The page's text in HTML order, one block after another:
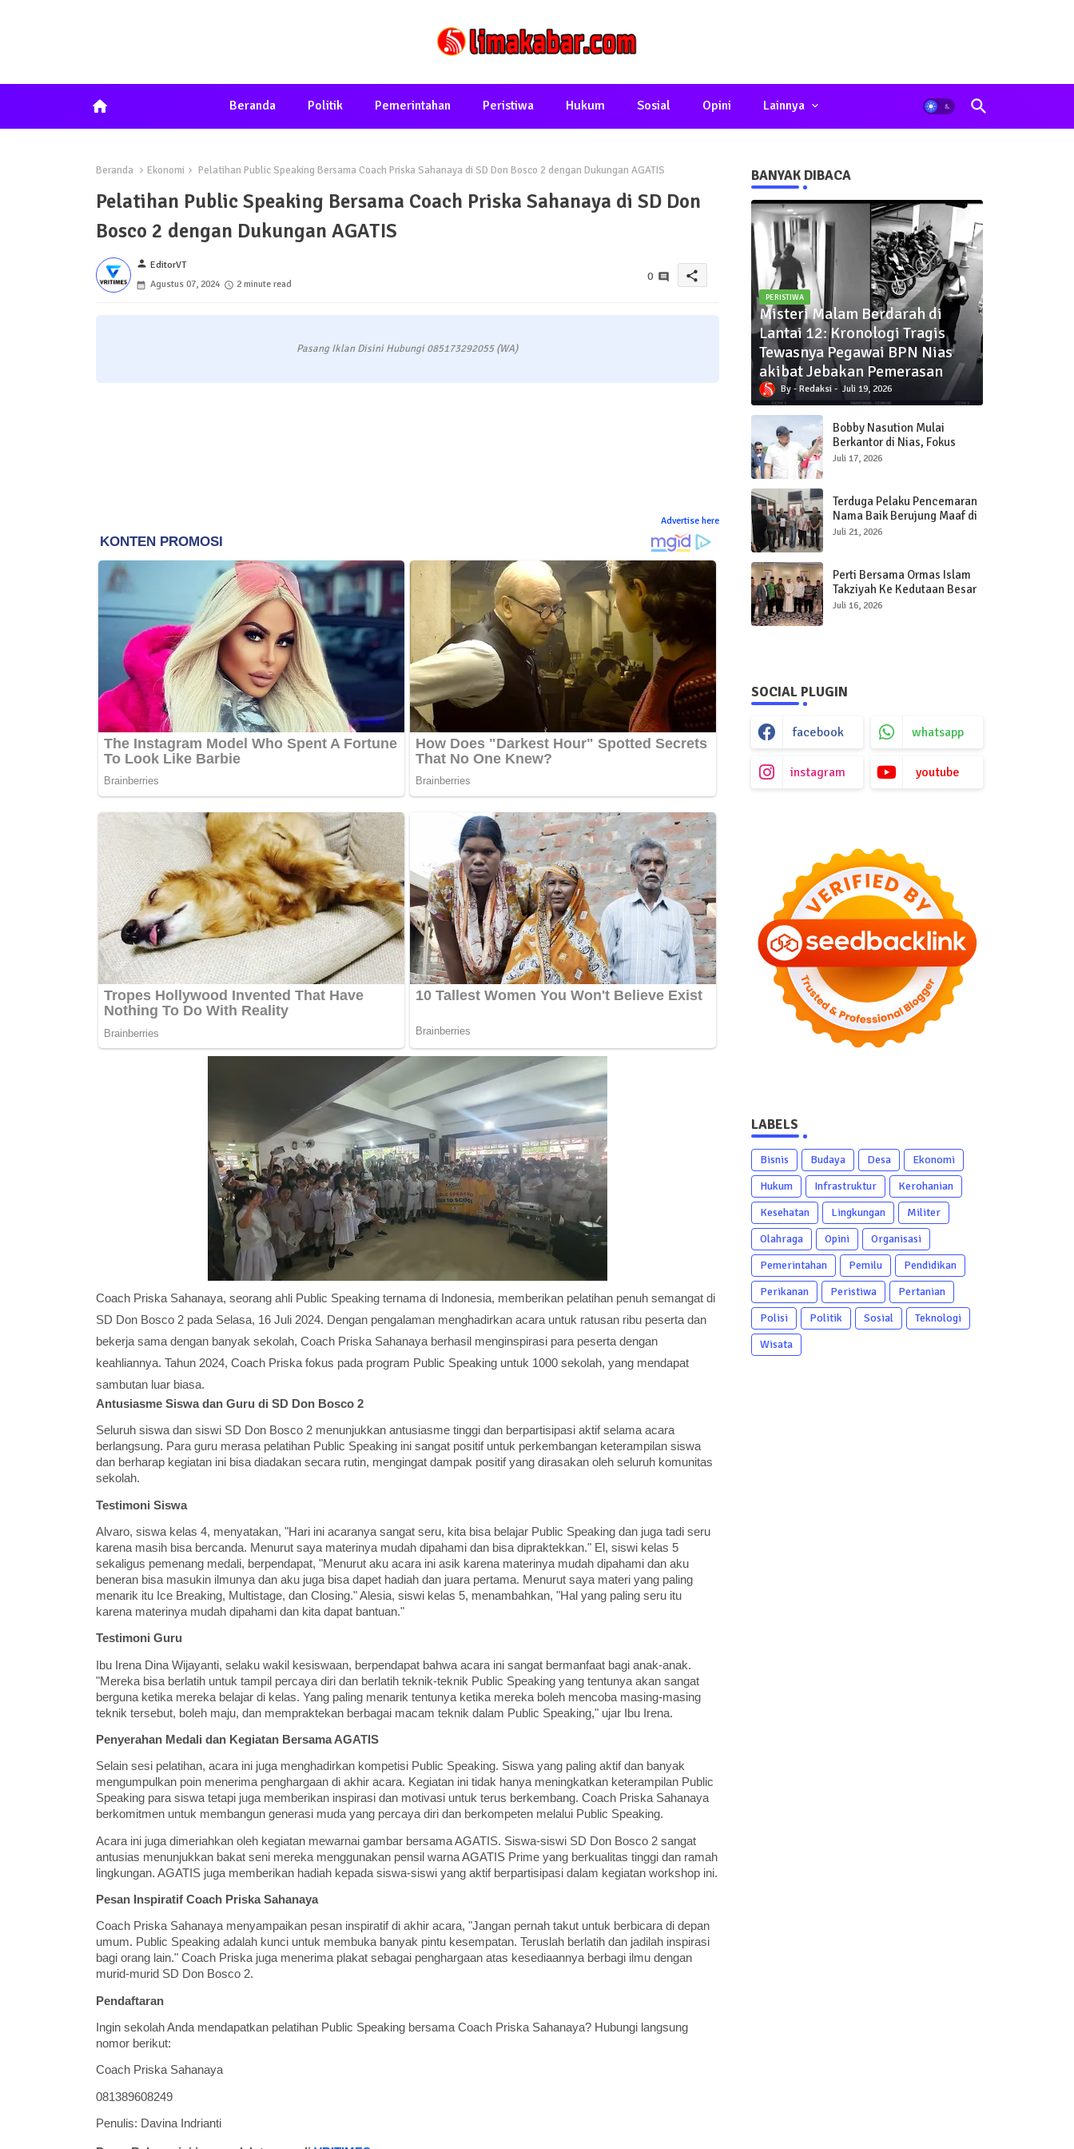
home Beranda Politik Pemerintahan Peristiwa Hukum Sosial Opini Lainnya
Beranda Ekonomi Pelatihan Public Speaking Bersama Coach Priska Sahanaya di SD Don Bosco 2 dengan Dukungan AGATIS
Pelatihan Public Speaking Bersama Coach Priska Sahanaya di SD Don
Bosco 2 dengan Dukungan AGATIS
person EditorVT
Agustus 07, 2024
2 minute read
0 share
Pasang Iklan Disini Hubungi 085173292055 (WA)
Advertise here
Coach Priska Sahanaya, seorang ahli Public Speaking ternama di Indonesia, memberikan pelatihan penuh semangat di
SD Don Bosco 2 pada Selasa, 16 Juli 2024. Dengan pengalaman menghadirkan acara untuk ratusan ribu peserta dan
bekerja sama dengan banyak sekolah, Coach Priska Sahanaya berhasil menginspirasi para peserta dengan
keahliannya. Tahun 2024, Coach Priska fokus pada program Public Speaking untuk 1000 sekolah, yang mendapat
sambutan luar biasa.
Antusiasme Siswa dan Guru di SD Don Bosco 2
Seluruh siswa dan siswi SD Don Bosco 2 menunjukkan antusiasme tinggi dan berpartisipasi aktif selama acara
berlangsung. Para guru merasa pelatihan Public Speaking ini sangat positif untuk perkembangan keterampilan siswa
dan berharap kegiatan ini bisa diadakan secara rutin, mengingat dampak positif yang dirasakan oleh seluruh komunitas
sekolah.
Testimoni Siswa
Alvaro, siswa kelas 4, menyatakan, "Hari ini acaranya sangat seru, kita bisa belajar Public Speaking dan juga tadi seru
karena masih bisa bercanda. Menurut saya materinya mudah dipahami dan bisa dipraktekkan." El, siswi kelas 5
sekaligus pemenang medali, berpendapat, "Menurut aku acara ini asik karena materinya mudah dipahami dan aku
beneran bisa masukin ilmunya dan aku juga bisa dapet hadiah dan juara pertama. Menurut saya materi yang paling
menarik itu Ice Breaking, Multistage, dan Closing." Alesia, siswi kelas 5, menambahkan, "Hal yang paling seru itu
karena materinya mudah dipahami dan kita dapat bantuan."
Testimoni Guru
Ibu Irena Dina Wijayanti, selaku wakil kesiswaan, berpendapat bahwa acara ini sangat bermanfaat bagi anak-anak.
"Mereka bisa berlatih untuk tampil percaya diri dan berlatih teknik-teknik Public Speaking yang tentunya akan sangat
berguna ketika mereka belajar di kelas. Yang paling menarik tentunya ketika mereka boleh mencoba masing-masing
teknik tersebut, boleh maju, dan mempraktekan berbagai macam teknik dalam Public Speaking," ujar Ibu Irena.
Penyerahan Medali dan Kegiatan Bersama AGATIS
Selain sesi pelatihan, acara ini juga menghadirkan kompetisi Public Speaking. Siswa yang paling aktif dan banyak
mengumpulkan poin menerima penghargaan di akhir acara. Kegiatan ini tidak hanya meningkatkan keterampilan Public
Speaking para siswa tetapi juga memberikan inspirasi dan motivasi untuk terus berkembang. Coach Priska Sahanaya
berkomitmen untuk membangun generasi muda yang percaya diri dan berkompeten melalui Public Speaking.
Acara ini juga dimeriahkan oleh kegiatan mewarnai gambar bersama AGATIS. Siswa-siswi SD Don Bosco 2 sangat
antusias menunjukkan bakat seni mereka menggunakan pensil warna AGATIS Prime yang berkualitas tinggi dan ramah
lingkungan. AGATIS juga memberikan hadiah kepada siswa-siswi yang aktif berpartisipasi dalam kegiatan workshop ini.
Pesan Inspiratif Coach Priska Sahanaya
Coach Priska Sahanaya menyampaikan pesan inspiratif di akhir acara, "Jangan pernah takut untuk berbicara di depan
umum. Public Speaking adalah kunci untuk membuka banyak pintu kesempatan. Teruslah berlatih dan jadilah inspirasi
bagi orang lain." Coach Priska juga menerima plakat sebagai penghargaan atas kesediaannya berbagi ilmu dengan
murid-murid SD Don Bosco 2.
Pendaftaran
Ingin sekolah Anda mendapatkan pelatihan Public Speaking bersama Coach Priska Sahanaya? Hubungi langsung
nomor berikut:
Coach Priska Sahanaya
081389608249
Penulis: Davina Indrianti
BANYAK DIBACA
PERISTIWA
Misteri Malam Berdarah di
Lantai 12: Kronologi Tragis
Tewasnya Pegawai BPN Nias
akibat Jebakan Pemerasan
Redaksi Juli 19, 2026
Bobby Nasution Mulai
Berkantor di Nias, Fokus
Percepat Pembangunan
Juli 17, 2026
Terduga Pelaku Pencemaran
Nama Baik Berujung Maaf di
Polres Sibolga
Juli 21, 2026
Perti Bersama Ormas Islam
Takziyah Ke Kedutaan Besar
Qatar
Juli 16, 2026
SOCIAL PLUGIN
facebook whatsapp
instagram youtube
LABELS
Bisnis Budaya Desa
Ekonomi
Hukum
Infrastruktur
Kerohanian
Kesehatan
Lingkungan
Militer
Olahraga
Opini
Organisasi
Pemerintahan
Pemilu
Pendidikan
Perikanan
Peristiwa
Pertanian
Polisi
Politik Sosial
Teknologi
Wisata